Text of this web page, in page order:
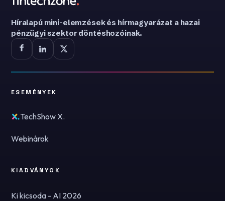
Híralapú mini-elemzések és hírmagyarázat a hazai
pénzügyi szektor döntéshozóinak.
ESEMÉNYEK
TechShow X.
Webinárok
KIADVÁNYOK
Ki kicsoda - AI 2026